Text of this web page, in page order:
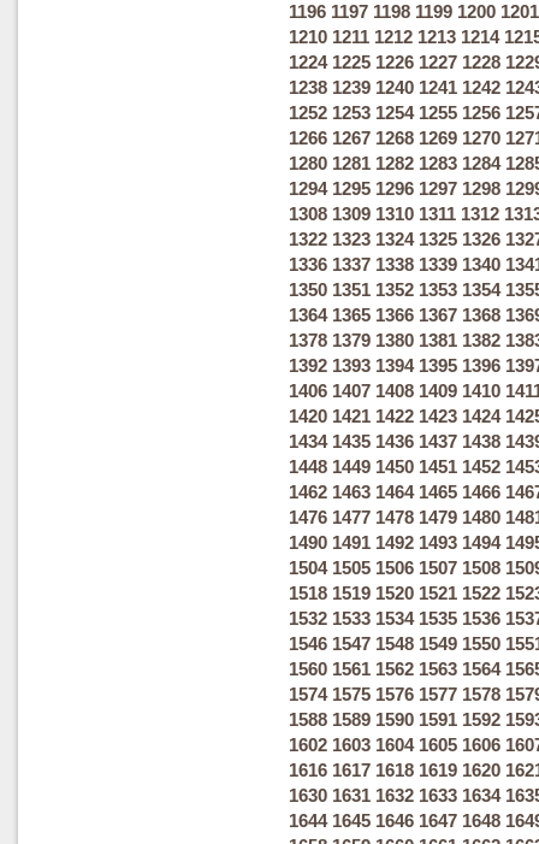
1196 1197 1198 1199 1200 1201
1210 1211 1212 1213 1214
1224 1225 1226 1227 1228
1238 1239 1240 1241 1242
1252 1253 1254 1255 1256
1266 1267 1268 1269 1270
1280 1281 1282 1283 1284
1294 1295 1296 1297 1298
1308 1309 1310 1311 1312
1322 1323 1324 1325 1326
1336 1337 1338 1339 1340
1350 1351 1352 1353 1354
1364 1365 1366 1367 1368
1378 1379 1380 1381 1382
1392 1393 1394 1395 1396
1406 1407 1408 1409 1410
1420 1421 1422 1423 1424
1434 1435 1436 1437 1438
1448 1449 1450 1451 1452
1462 1463 1464 1465 1466
1476 1477 1478 1479 1480
1490 1491 1492 1493 1494
1504 1505 1506 1507 1508
1518 1519 1520 1521 1522
1532 1533 1534 1535 1536
1546 1547 1548 1549 1550
1560 1561 1562 1563 1564
1574 1575 1576 1577 1578
1588 1589 1590 1591 1592
1602 1603 1604 1605 1606
1616 1617 1618 1619 1620
1630 1631 1632 1633 1634
1644 1645 1646 1647 1648